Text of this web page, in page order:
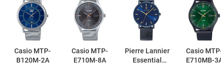
Casio MTP-
B120M-2A
Casio MTP-
E710M-8A
Pierre Lannier
Essential
Casio
E710MB-